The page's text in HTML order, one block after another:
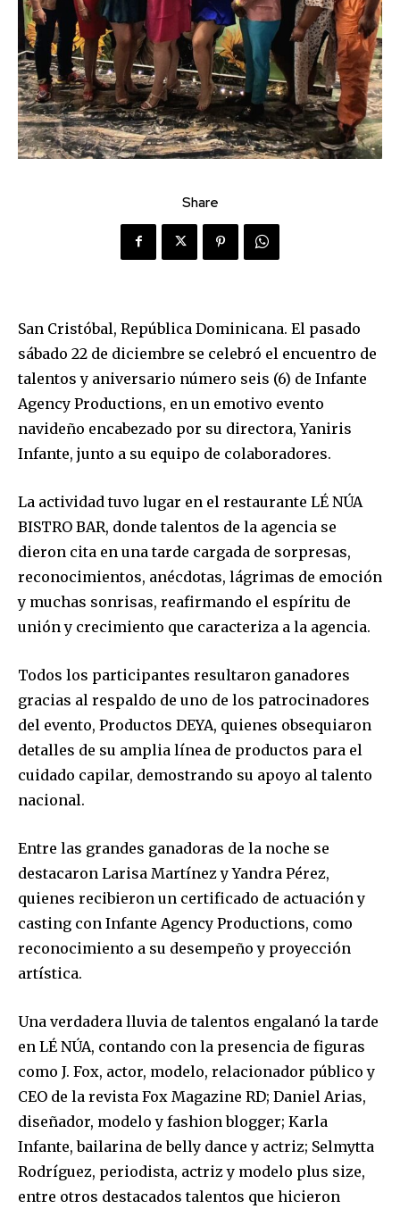
Share
San Cristóbal, República Dominicana. El pasado
sábado 22 de diciembre se celebró el encuentro de
talentos y aniversario número seis (6) de Infante
Agency Productions, en un emotivo evento
navideño encabezado por su directora, Yaniris
Infante, junto a su equipo de colaboradores.
La actividad tuvo lugar en el restaurante LÉ NÚA
BISTRO BAR, donde talentos de la agencia se
dieron cita en una tarde cargada de sorpresas,
reconocimientos, anécdotas, lágrimas de emoción
y muchas sonrisas, reafirmando el espíritu de
unión y crecimiento que caracteriza a la agencia.
Todos los participantes resultaron ganadores
gracias al respaldo de uno de los patrocinadores
del evento, Productos DEYA, quienes obsequiaron
detalles de su amplia línea de productos para el
cuidado capilar, demostrando su apoyo al talento
nacional.
Entre las grandes ganadoras de la noche se
destacaron Larisa Martínez y Yandra Pérez,
quienes recibieron un certificado de actuación y
casting con Infante Agency Productions, como
reconocimiento a su desempeño y proyección
artística.
Una verdadera lluvia de talentos engalanó la tarde
en LÉ NÚA, contando con la presencia de figuras
como J. Fox, actor, modelo, relacionador público y
CEO de la revista Fox Magazine RD; Daniel Arias,
diseñador, modelo y fashion blogger; Karla
Infante, bailarina de belly dance y actriz; Selmytta
Rodríguez, periodista, actriz y modelo plus size,
entre otros destacados talentos que hicieron